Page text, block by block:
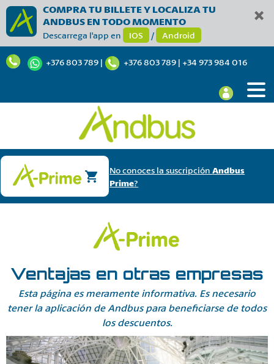
COMPRA TU BILLETE Y LOCALIZA TU
ANDBUS EN TODO MOMENTO
Descarrega l'app en IOS / Android
+376 803 789 | +376 803 789 | +34 973 984 016
No conoces la suscripciónAndbus
Prime?
Ventajas en otras empresas
Esta página es meramente informativa. Es necesario
tener la aplicación de Andbus para beneficiarse de todos
los descuentos.